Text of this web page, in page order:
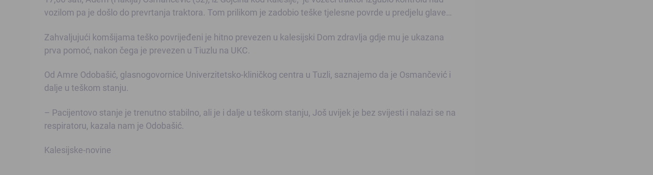
vozilom pa je došlo do prevrtanja traktora. Tom prilikom je zadobio teške tjelesne povrde u predjelu glave…
Zahvaljujući komšijama teško povrijeđeni je hitno prevezen u kalesijski Dom zdravlja gdje mu je ukazana
prva pomoć, nakon čega je prevezen u Tiuzlu na UKC.
Od Amre Odobašić, glasnogovornice Univerzitetsko-kliničkog centra u Tuzli, saznajemo da je Osmančević i
dalje u teškom stanju.
– Pacijentovo stanje je trenutno stabilno, ali je i dalje u teškom stanju, Još uvijek je bez svijesti i nalazi se na
respiratoru, kazala nam je Odobašić.
Kalesijske-novine